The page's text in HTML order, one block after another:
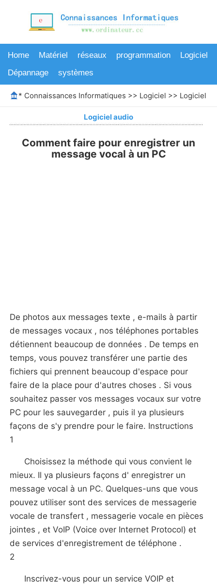
Home Matériel réseaux programmation
Logiciel
Dépannage
systèmes
* Connaissances Informatiques >> Logiciel >> Logiciel
Logiciel audio
Comment faire pour enregistrer un
message vocal à un PC
De photos aux messages texte , e-mails à partir
de messages vocaux , nos téléphones portables
détiennent beaucoup de données . De temps en
temps, vous pouvez transférer une partie des
fichiers qui prennent beaucoup d'espace pour
faire de la place pour d'autres choses . Si vous
souhaitez passer vos messages vocaux sur votre
PC pour les sauvegarder , puis il ya plusieurs
façons de s'y prendre pour le faire. Instructions
1
Choisissez la méthode qui vous convient le
mieux. Il ya plusieurs façons d' enregistrer un
message vocal à un PC. Quelques-uns que vous
pouvez utiliser sont des services de messagerie
vocale de transfert , messagerie vocale en pièces
jointes , et VoIP (Voice over Internet Protocol) et
de services d'enregistrement de téléphone .
2
Inscrivez-vous pour un service VOIP et